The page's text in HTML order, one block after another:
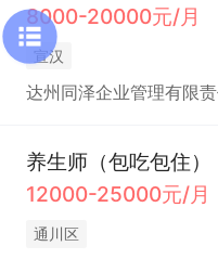
8000-20000元/月
宣汉
达州同泽企业管理有限责
养生师（包吃包住）
12000-25000元/月
通川区